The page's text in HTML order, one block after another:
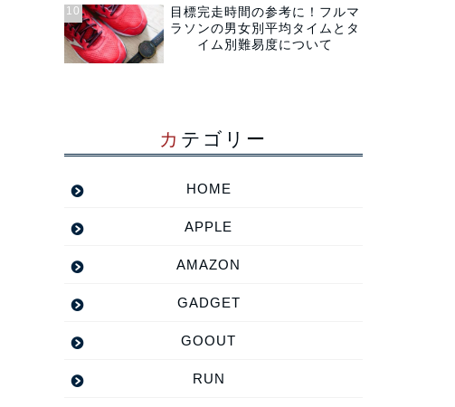
目標完走時間の参考に！フルマ
ラソンの男女別平均タイムとタ
イム別難易度について
カテゴリー
HOME
APPLE
AMAZON
GADGET
GOOUT
RUN